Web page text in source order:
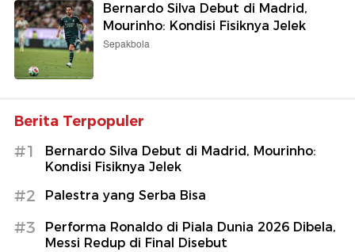
Bernardo Silva Debut di Madrid,
Mourinho: Kondisi Fisiknya Jelek
Sepakbola
Berita Terpopuler
#1
Bernardo Silva Debut di Madrid, Mourinho:
Kondisi Fisiknya Jelek
#2 Palestra yang Serba Bisa
#3
Performa Ronaldo di Piala Dunia 2026 Dibela,
Messi Redup di Final Disebut